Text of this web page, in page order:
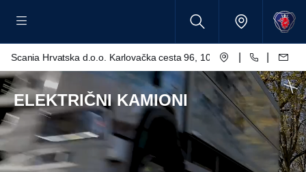
Scania Hrvatska d.o.o. Karlovačka cesta 96, 10250 Lučko
ELEKTRIČNI KAMIONI